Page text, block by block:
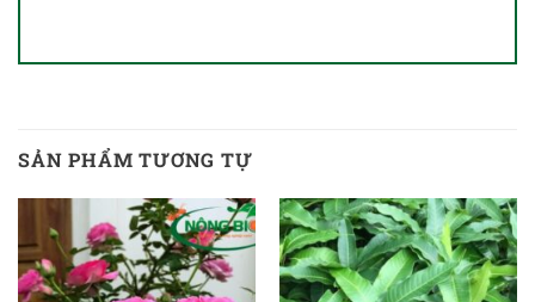
SẢN PHẨM TƯƠNG TỰ